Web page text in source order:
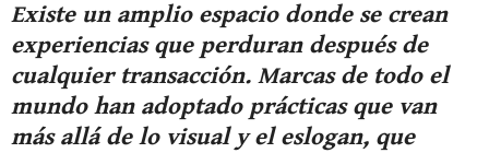
Existe un amplio espacio donde se crean
experiencias que perduran después de
cualquier transacción. Marcas de todo el
mundo han adoptado prácticas que van
más allá de lo visual y el eslogan, que